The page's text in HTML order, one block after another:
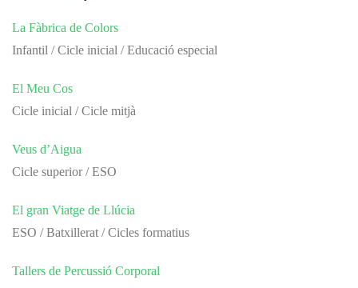
La Fàbrica de Colors
Infantil / Cicle inicial / Educació especial
El Meu Cos
Cicle inicial / Cicle mitjà
Veus d’Aigua
Cicle superior / ESO
El gran Viatge de Llúcia
ESO / Batxillerat / Cicles formatius
Tallers de Percussió Corporal